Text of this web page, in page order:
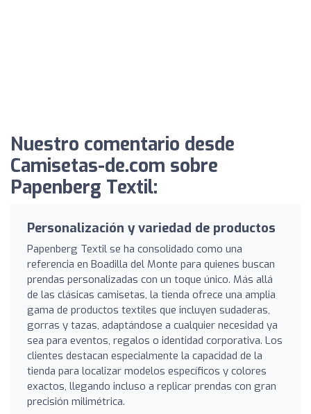
Nuestro comentario desde
Camisetas-de.com sobre
Papenberg Textil:
Personalización y variedad de productos
Papenberg Textil se ha consolidado como una
referencia en Boadilla del Monte para quienes buscan
prendas personalizadas con un toque único. Más allá
de las clásicas camisetas, la tienda ofrece una amplia
gama de productos textiles que incluyen sudaderas,
gorras y tazas, adaptándose a cualquier necesidad ya
sea para eventos, regalos o identidad corporativa. Los
clientes destacan especialmente la capacidad de la
tienda para localizar modelos específicos y colores
exactos, llegando incluso a replicar prendas con gran
precisión milimétrica.